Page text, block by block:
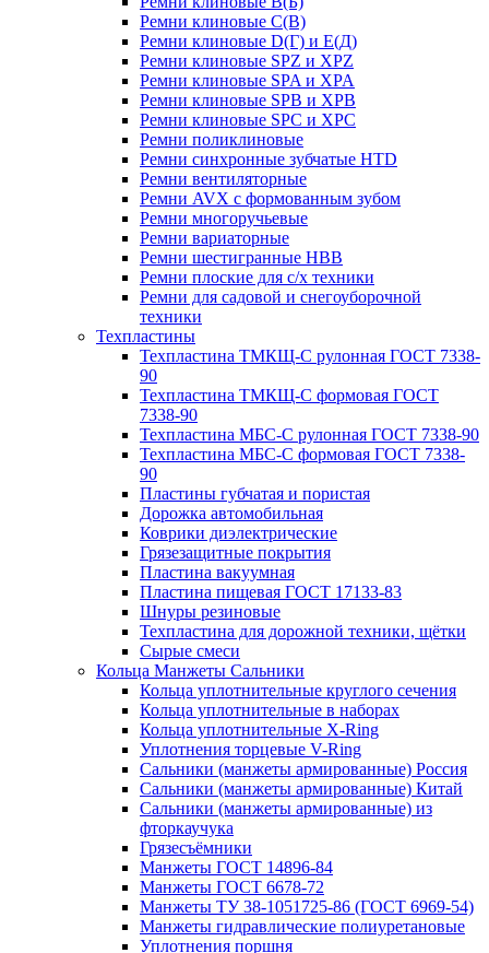
Ремни клиновые С(В)
Ремни клиновые D(Г) и Е(Д)
Ремни клиновые SPZ и XPZ
Ремни клиновые SPA и XPA
Ремни клиновые SPB и XPB
Ремни клиновые SPC и XPC
Ремни поликлиновые
Ремни синхронные зубчатые HTD
Ремни вентиляторные
Ремни AVX с формованным зубом
Ремни многоручьевые
Ремни вариаторные
Ремни шестигранные HBB
Ремни плоские для с/х техники
Ремни для садовой и снегоуборочной
техники
Техпластины
Техпластина ТМКЩ-С рулонная ГОСТ 7338-
90
Техпластина ТМКЩ-С формовая ГОСТ
7338-90
Техпластина МБС-С рулонная ГОСТ 7338-90
Техпластина МБС-С формовая ГОСТ 7338-
90
Пластины губчатая и пористая
Дорожка автомобильная
Коврики диэлектрические
Грязезащитные покрытия
Пластина вакуумная
Пластина пищевая ГОСТ 17133-83
Шнуры резиновые
Техпластина для дорожной техники, щётки
Сырые смеси
Кольца Манжеты Сальники
Кольца уплотнительные круглого сечения
Кольца уплотнительные в наборах
Кольца уплотнительные Х-Ring
Уплотнения торцевые V-Ring
Сальники (манжеты армированные) Россия
Сальники (манжеты армированные) Китай
Сальники (манжеты армированные) из
фторкаучука
Грязесъёмники
Манжеты ГОСТ 14896-84
Манжеты ГОСТ 6678-72
Манжеты ТУ 38-1051725-86 (ГОСТ 6969-54)
Манжеты гидравлические полиуретановые
Уплотнения поршня